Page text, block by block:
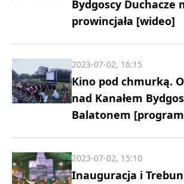
Bydgoscy Duchacze
prowincjała [wideo]
Kino pod chmurką.
nad Kanałem
Balatonem
2023-07-02, 16:15
Inauguracja i
2023-07-02, 15:10